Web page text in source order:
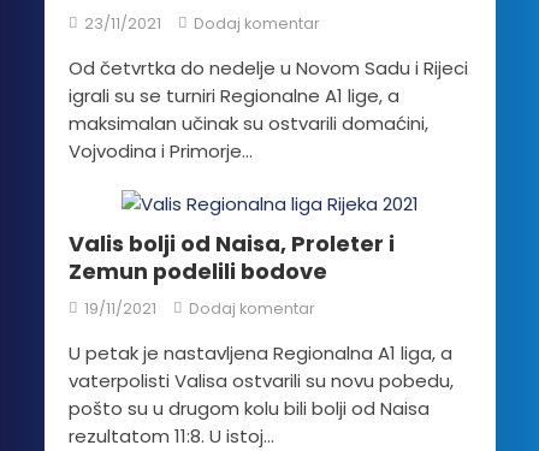
23/11/2021 Dodaj komentar
Od četvrtka do nedelje u Novom Sadu i Rijeci
igrali su se turniri Regionalne A1 lige, a
maksimalan učinak su ostvarili domaćini,
Vojvodina i Primorje...
Valis bolji od Naisa, Proleter i
Zemun podelili bodove
19/11/2021 Dodaj komentar
U petak je nastavljena Regionalna A1 liga, a
vaterpolisti Valisa ostvarili su novu pobedu,
pošto su u drugom kolu bili bolji od Naisa
rezultatom 11:8. U istoj...